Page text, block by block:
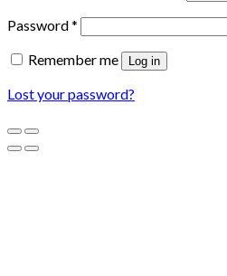
Password*
Remember me
Log in
Lost your password?